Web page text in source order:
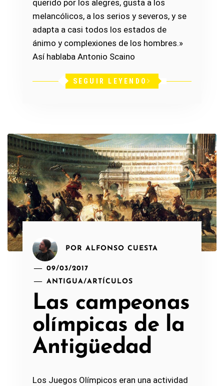
querido por los alegres, gusta a los
melancólicos, a los serios y severos, y se
adapta a casi todos los estados de
ánimo y complexiones de los hombres.»
Así hablaba Antonio Scaino
SEGUIR LEYENDO
POR ALFONSO CUESTA
09/03/2017
ANTIGUA/ARTÍCULOS
Las campeonas
olímpicas de la
Antigüedad
Los Juegos Olímpicos eran una actividad